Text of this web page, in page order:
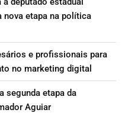
etapa na política
e profissionais para
no marketing digital
segunda etapa da
Aguiar